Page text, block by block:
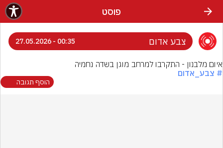
פוסט
צבע אדום 00:35 - 27.05.2026
איום מלבנון - התקרבו למרחב מוגן בשדה נחמיה
# צבע_אדום
הוסף תגובה